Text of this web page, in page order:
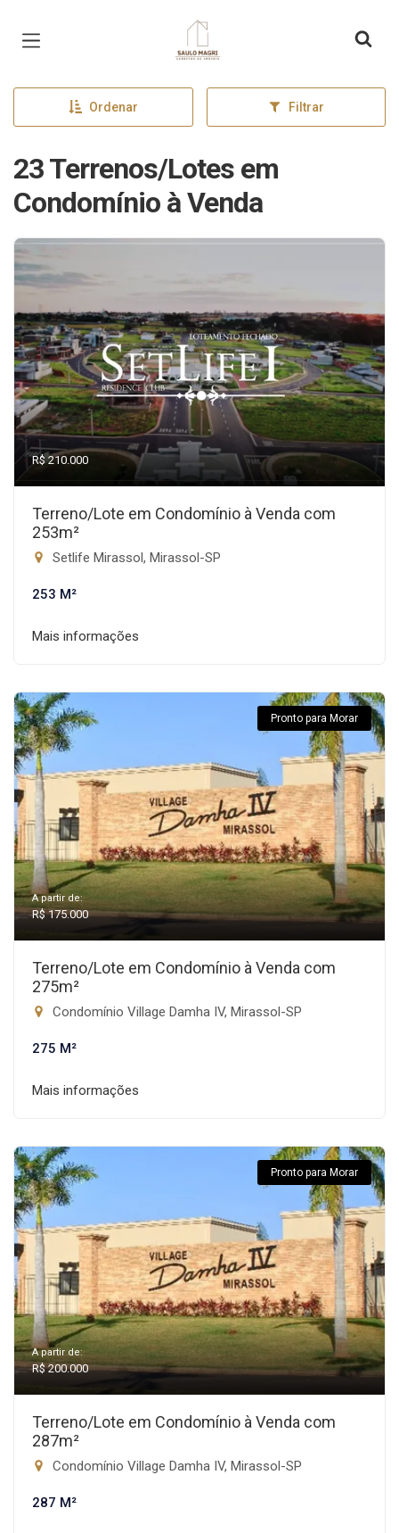
Página inicial
Ordenar Filtrar
23 Terrenos/Lotes em
Condomínio à Venda
R$ 210.000
Terreno/Lote em Condomínio à Venda com
253m²
Setlife Mirassol, Mirassol-SP
253 M²
Mais informações
Pronto para Morar
A partir de:
R$ 175.000
Terreno/Lote em Condomínio à Venda com
275m²
Condomínio Village Damha IV, Mirassol-SP
275 M²
Mais informações
Pronto para Morar
A partir de:
R$ 200.000
Terreno/Lote em Condomínio à Venda com
287m²
Condomínio Village Damha IV, Mirassol-SP
287 M²